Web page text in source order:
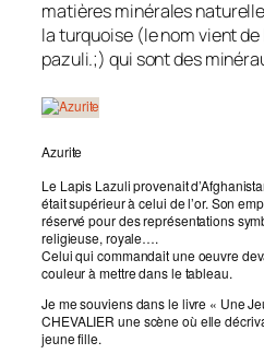
matières minérales
la turquoise (le nom vient
pazuli.;) qui sont des
Azurite
Le Lapis Lazuli provenait
était supérieur à celui de l’or. Son
réservé pour des représentations
religieuse, royale….
Celui qui commandait une oeuvre
couleur à mettre dans le tableau.
Je me souviens dans le livre « Une
CHEVALIER une scène où elle
jeune fille.